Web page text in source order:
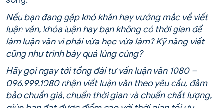
Nếu bạn đang gặp khó khăn hay vướng mắc về viết
luận văn, khóa luận hay bạn không có thời gian để
làm luận văn vì phải vừa học vừa làm? Kỹ năng viết
cũng như trình bày quá lủng củng?
Hãy gọi ngay tới tổng đài tư vấn luận văn 1080 –
096.999.1080 nhận viết luận văn theo yêu cầu, đảm
bảo chuẩn giá, chuẩn thời gian và chuẩn chất lượng,